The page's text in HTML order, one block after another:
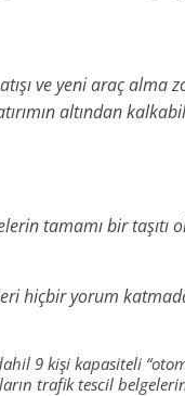
ve yeni araç alma
altından
tamamı bir
hiçbir yorum
9 kişi kapasiteli
trafik tescil